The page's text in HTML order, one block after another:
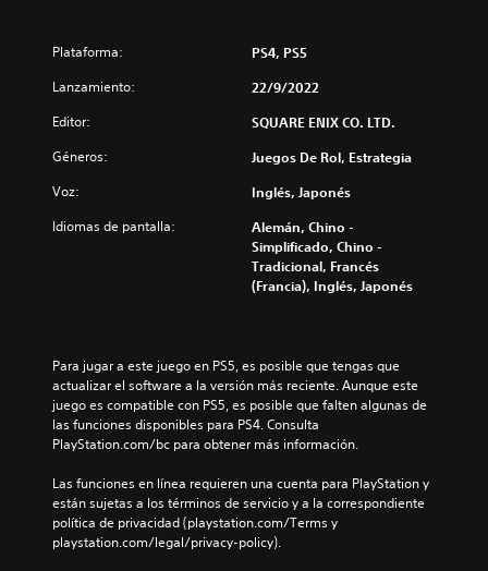
Plataforma: PS4, PS5
Lanzamiento: 22/9/2022
Editor: SQUARE ENIX CO. LTD.
Géneros: Juegos De Rol, Estrategia
Voz: Inglés, Japonés
Idiomas de pantalla:
Alemán, Chino -
Simplificado, Chino -
Tradicional, Francés
(Francia), Inglés, Japonés
Para jugar a este juego en PS5, es posible que tengas que
actualizar el software a la versión más reciente. Aunque este
juego es compatible con PS5, es posible que falten algunas de
las funciones disponibles para PS4. Consulta
PlayStation.com/bc para obtener más información.
Las funciones en línea requieren una cuenta para PlayStation y
están sujetas a los términos de servicio y a la correspondiente
política de privacidad (playstation.com/Terms y
playstation.com/legal/privacy-policy).